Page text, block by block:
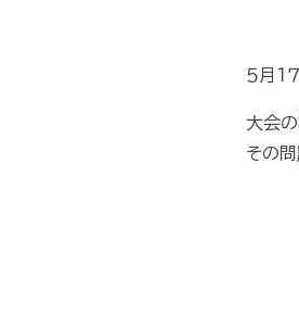
５月
大会の
その問